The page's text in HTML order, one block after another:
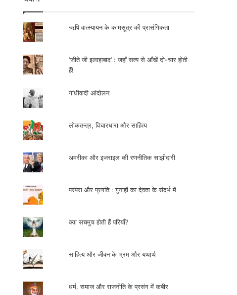
ऋषि वात्स्यायन के कामसूत्र की प्रासंगिकता
‘जीते जी इलाहाबाद’ : जहाँ सत्य से आँखें दो-चार होती
हैं!
गांधीवादी आंदोलन
लोकतन्त्र, विचारधारा और साहित्य
अमरीका और इजराइल की रणनीतिक साझीदारी
परंपरा और प्रगति : गुनाहों का देवता के संदर्भ में
क्या सचमुच होती हैं परियाँ?
साहित्य और जीवन के भ्रम और यथार्थ
धर्म, समाज और राजनीति के प्रसंग में कबीर